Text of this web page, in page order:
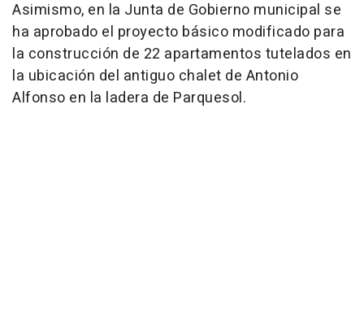
Asimismo, en la Junta de Gobierno municipal se
ha aprobado el proyecto básico modificado para
la construcción de 22 apartamentos tutelados en
la ubicación del antiguo chalet de Antonio
Alfonso en la ladera de Parquesol.